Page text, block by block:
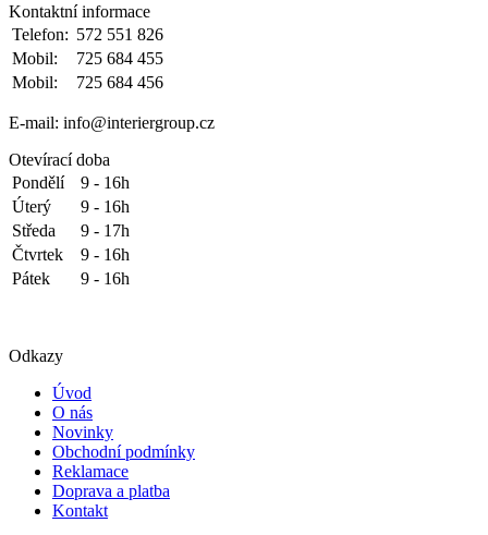
Kontaktní informace
Telefon: 572 551 826
Mobil:
725 684 455
Mobil:
725 684 456
E-mail: info@interiergroup.cz
Otevírací doba
Pondělí
9 - 16h
Úterý
9 - 16h
Středa
9 - 17h
Čtvrtek
9 - 16h
Pátek
9 - 16h
Odkazy
Úvod
O nás
Novinky
Obchodní podmínky
Reklamace
Doprava a platba
Kontakt